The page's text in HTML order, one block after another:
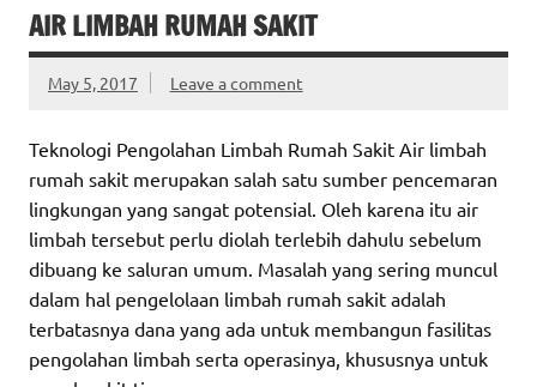
AIR LIMBAH RUMAH SAKIT
May 5, 2017 Leave a comment
Teknologi Pengolahan Limbah Rumah Sakit Air limbah
rumah sakit merupakan salah satu sumber pencemaran
lingkungan yang sangat potensial. Oleh karena itu air
limbah tersebut perlu diolah terlebih dahulu sebelum
dibuang ke saluran umum. Masalah yang sering muncul
dalam hal pengelolaan limbah rumah sakit adalah
terbatasnya dana yang ada untuk membangun fasilitas
pengolahan limbah serta operasinya, khususnya untuk